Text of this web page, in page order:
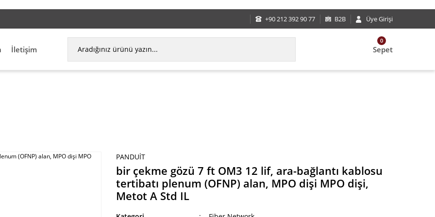
+90 212 392 90 77
B2B Üye Girişi
İletişim
0
Sepet
PANDUIT
bir çekme gözü 7 ft OM3 12 lif, ara-bağlantı kablosu
tertibatı plenum (OFNP) alan, MPO dişi MPO dişi,
Metot A Std IL